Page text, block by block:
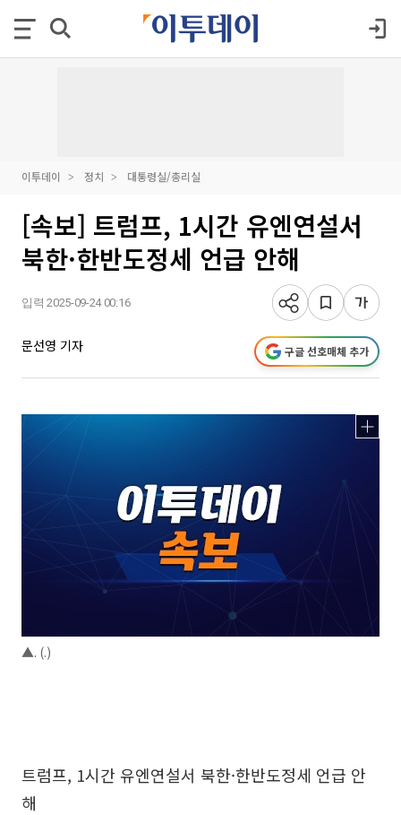
이투데이 정치 대통령실/총리실
[속보] 트럼프, 1시간 유엔연설서
북한·한반도정세 언급 안해
입력 2025-09-24 00:16
문선영 기자 구글 선호매체 추가
▲. (.)
트럼프, 1시간 유엔연설서 북한·한반도정세 언급 안
해